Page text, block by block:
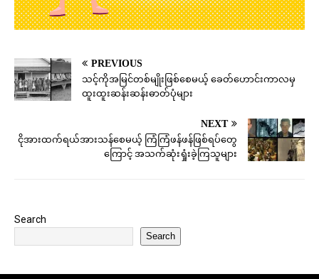
PREVIOUS
သင့်ကိုအမြင်တစ်မျိုးဖြစ်စေမယ့် ခေတ်ဟောင်းကာလမှ
ထူးထူးဆန်းဆန်းဓာတ်ပုံများ
NEXT
ငိုအားထက်ရယ်အားသန်စေမယ့် ကြံကြံဖန်ဖန်ဖြစ်ရပ်တွေ
ကြောင့် အသက်ဆုံးရှုံးခဲ့ကြသူများ
Search
Search